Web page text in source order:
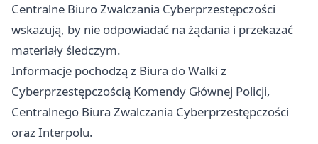
Centralne Biuro Zwalczania Cyberprzestępczości
wskazują, by nie odpowiadać na żądania i przekazać
materiały śledczym.
Informacje pochodzą z Biura do Walki z
Cyberprzestępczością Komendy Głównej Policji,
Centralnego Biura Zwalczania Cyberprzestępczości
oraz Interpolu.